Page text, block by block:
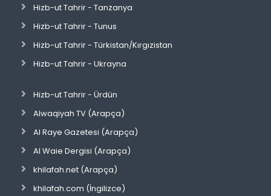
Hizb-ut Tahrir - Tanzanya
Hizb-ut Tahrir - Tunus
Hizb-ut Tahrir - Türkistan/Kırgızistan
Hizb-ut Tahrir - Ukrayna
Hizb-ut Tahrir - Ürdün
Alwaqiyah TV (Arapça)
Al Raye Gazetesi (Arapça)
Al Waie Dergisi (Arapça)
khilafah.net (Arapça)
khilafah.com (İngilizce)